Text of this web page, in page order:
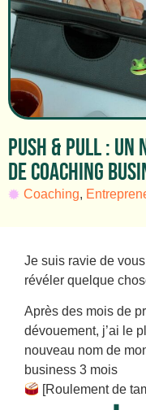
PUSH & PULL : UN
DE COACHING
Coaching,
Je suis ravie de
révéler quelque
Après des mois de
dévouement, j’ai le
nouveau nom de
business 3 mois
[Roulement de